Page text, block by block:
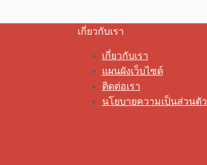
เกี่ยวกับเรา
เกี่ยวกับเรา
แผนผังเว็บไซต์
ติดต่อเรา
นโยบายความเป็นส่วนตัว